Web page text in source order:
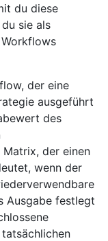
du diese
sie als
der eine
ausgeführt
des
der einen
wenn der
Ausgabe festlegt